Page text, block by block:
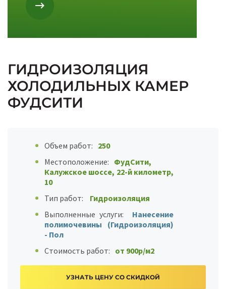
ГИДРОИЗОЛЯЦИЯ
ХОЛОДИЛЬНЫХ КАМЕР
ФУДСИТИ
Объем работ: 250
Местоположение: ФудСити,
Калужское шоссе, 22-й километр,
10
Тип работ:
Гидроизоляция
Выполненные услуги:
Нанесение
полимочевины (Гидроизоляция)
- Пол
Стоимость работ: от 900р/м2
УЗНАТЬ ЦЕНУ СО СКИДКОЙ